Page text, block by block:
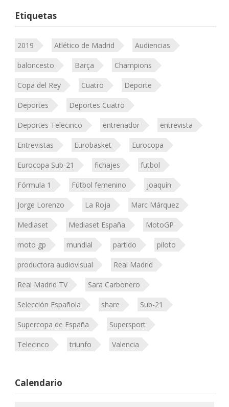
Etiquetas
2019 Atlético de Madrid Audiencias
baloncesto Barça Champions
Copa del Rey Cuatro Deporte
Deportes Deportes Cuatro
Deportes Telecinco entrenador entrevista
Entrevistas Eurobasket Eurocopa
Eurocopa Sub-21 fichajes futbol
Fórmula 1 Fútbol femenino joaquín
Jorge Lorenzo La Roja Marc Márquez
Mediaset Mediaset España MotoGP
moto gp mundial partido piloto
productora audiovisual Real Madrid
Real Madrid TV Sara Carbonero
Selección Española share Sub-21
Supercopa de España Supersport
Telecinco triunfo Valencia
Calendario